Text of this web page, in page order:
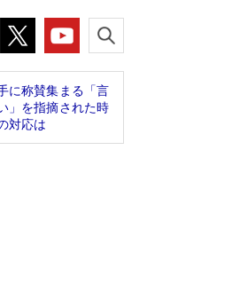
に称賛集まる「言
」を指摘された時
対応は